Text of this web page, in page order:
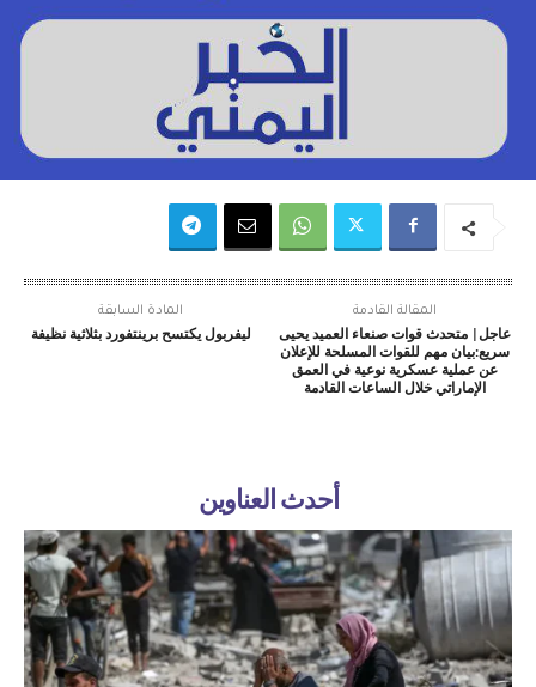
المادة السابقة
ليفربول يكتسح برينتفورد بثلاثية نظيفة
المقالة القادمة
عاجل| متحدث قوات صنعاء العميد يحيى
سريع:بيان مهم للقوات المسلحة للإعلان
عن عملية عسكرية نوعية في العمق
الإماراتي خلال الساعات القادمة
أحدث العناوين